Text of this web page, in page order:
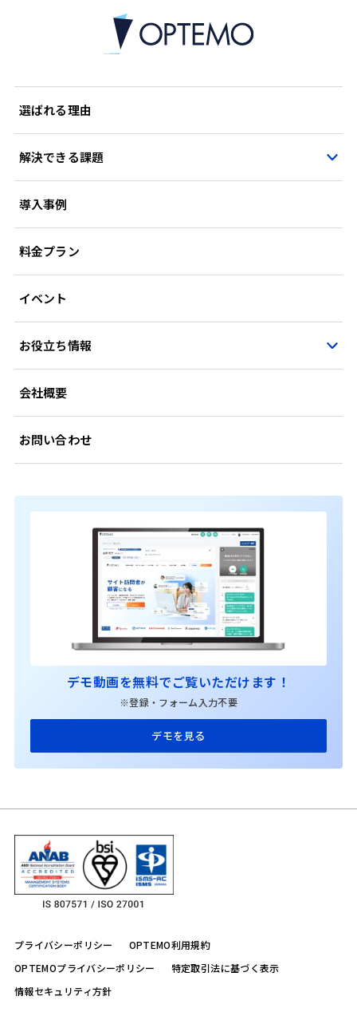
選ばれる理由
解決できる課題
導入事例
料金プラン
イベント
お役立ち情報
会社概要
お問い合わせ
デモ動画を無料でご覧いただけます！
※登録・フォーム入力不要
デモを見る
プライバシーポリシー
OPTEMO利用規約
OPTEMOプライバシーポリシー
特定取引法に基づく表示
情報セキュリティ方針